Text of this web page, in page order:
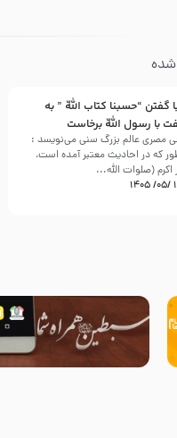
شده
گفتن “حسبنا كتاب اللّه ” به
با رسول اللّه برخاست
مصری عالم بزرگ سنی می‌نویسد :
که در احادیث معتبر آمده است،
اکرم (صلوات اللّه...